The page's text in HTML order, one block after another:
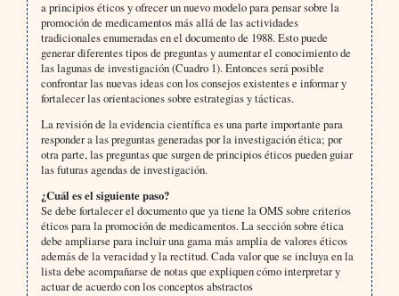
a principios éticos y ofrecer un nuevo modelo para pensar sobre la
promoción de medicamentos más allá de las actividades
tradicionales enumeradas en el documento de 1988. Esto puede
generar diferentes tipos de preguntas y aumentar el conocimiento de
las lagunas de investigación (Cuadro 1). Entonces será posible
confrontar las nuevas ideas con los consejos existentes e informar y
fortalecer las orientaciones sobre estrategias y tácticas.
La revisión de la evidencia científica es una parte importante para
responder a las preguntas generadas por la investigación ética; por
otra parte, las preguntas que surgen de principios éticos pueden guiar
las futuras agendas de investigación.
¿Cuál es el siguiente paso?
Se debe fortalecer el documento que ya tiene la OMS sobre criterios
éticos para la promoción de medicamentos. La sección sobre ética
debe ampliarse para incluir una gama más amplia de valores éticos
además de la veracidad y la rectitud. Cada valor que se incluya en la
lista debe acompañarse de notas que expliquen cómo interpretar y
actuar de acuerdo con los conceptos abstractos